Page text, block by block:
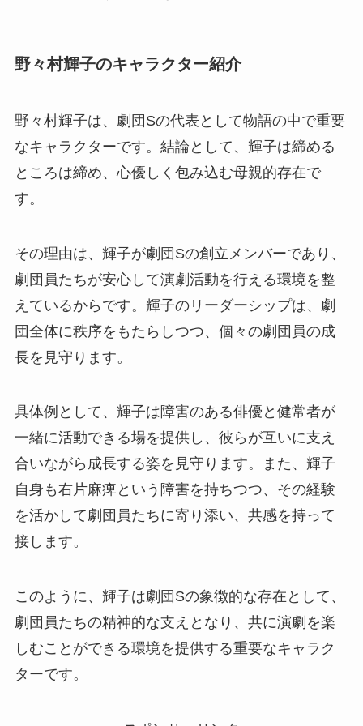
野々村輝子のキャラクター紹介
野々村輝子は、劇団Sの代表として物語の中で重要
なキャラクターです。結論として、輝子は締める
ところは締め、心優しく包み込む母親的存在で
す。
その理由は、輝子が劇団Sの創立メンバーであり、
劇団員たちが安心して演劇活動を行える環境を整
えているからです。輝子のリーダーシップは、劇
団全体に秩序をもたらしつつ、個々の劇団員の成
長を見守ります。
具体例として、輝子は障害のある俳優と健常者が
一緒に活動できる場を提供し、彼らが互いに支え
合いながら成長する姿を見守ります。また、輝子
自身も右片麻痺という障害を持ちつつ、その経験
を活かして劇団員たちに寄り添い、共感を持って
接します。
このように、輝子は劇団Sの象徴的な存在として、
劇団員たちの精神的な支えとなり、共に演劇を楽
しむことができる環境を提供する重要なキャラク
ターです。